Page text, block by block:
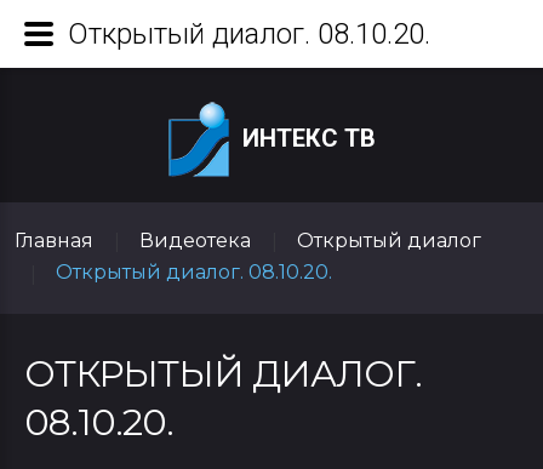
ИНТЕКС ТВ
Главная Видеотека
Открытый диалог
Открытый диалог. 08.10.20.
ОТКРЫТЫЙ ДИАЛОГ.
08.10.20.
Открытый диалог. 08.10.20.